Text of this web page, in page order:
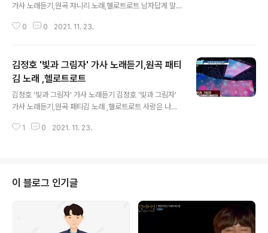
가사 노래듣기,원곡 쟈니리 노래,헬로트로트 남자답게 말
kakao.com/v/424157125 또 다시 말해주오 사랑하고
이 나도 남자답게 말하리라 안녕이라고 뜨겁게 뜨겁게 안
녕이라고 또 다시 말해주오 사랑하고 있다고 비둘기 나란
히 구구 대는데 기어이 떠난다면 보내 드리리 너무도 깊이
맺힌 그 날밤 입술 긴긴 날 그리워 몸부림 쳐도 남자답게 말
하리라 안녕이라고 뜨겁게 뜨겁게 안녕이라고 신장에 나쁜
음식,콩팥에 해로운 음식,신장을 망치는 습관,신장에 좋은
0 0 2021. 11. 23.
김정호 '빛과 그림자' 가사 노래듣기,원곡 패티
김 노래 ,헬로트로트
김정호 '빛과 그림자' 가사 노래듣기 김정호 '빛과 그림자'
가사 노래듣기,원곡 패티김 노래 ,헬로트로트 사랑은 나의
림자 https://tv.kakao.com/v/424157028 사랑은 나
음은 빛과 그리고 그림자 그대 눈동자 태양처럼 빛날때 나
는 그대의 어두운 그림자 사랑은 나의 천국 사랑은 나의 지
옥 사랑하는 내마음은 빛과 그리고 그림자 신장에 나쁜 음
식,콩팥에 해로운 음식,신장을 망치는 습관,신장에 좋은 음
식 신장에 나쁜 음식,콩팥에 해로운 음식,신장을 망치는 습
1 0 2021. 11. 23.
이 블로그 인기글